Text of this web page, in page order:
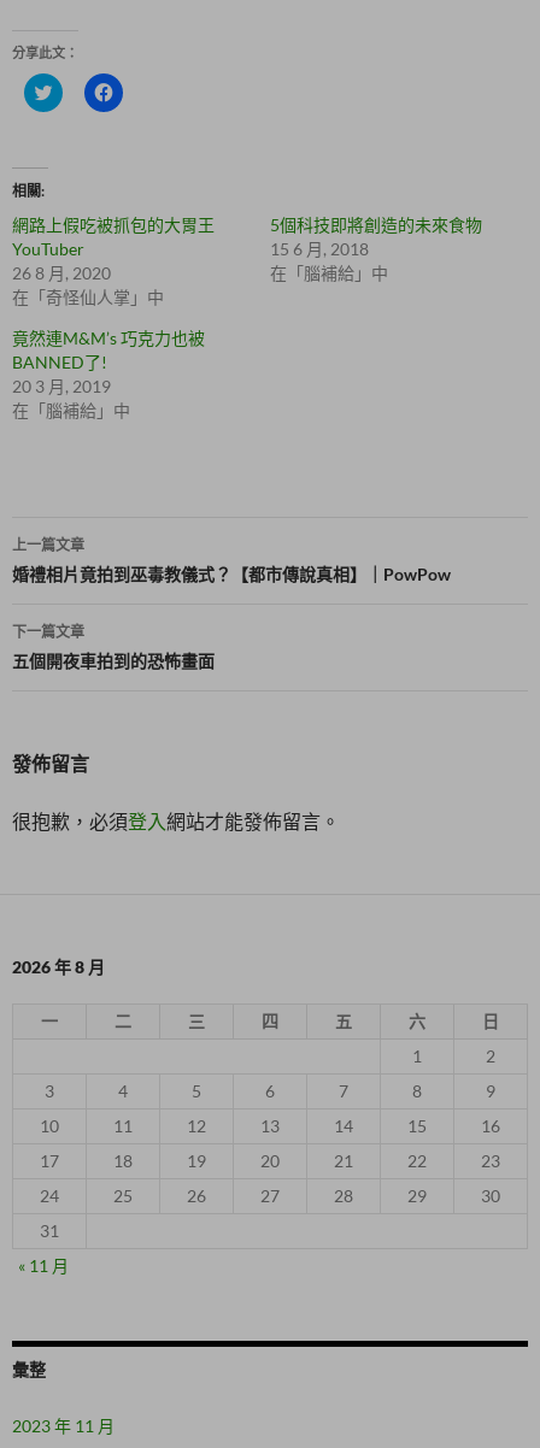
分享此文：
分
享
r
(
在
新
視
窗
開
啟
)
按
一
a
c
o
k
在
中
開
相關
網路上假吃被抓包的大胃王
YouTuber
26 8 月, 2020
在「奇怪仙人掌」中
5個科技即將創造的未來食物
15 6 月, 2018
在「腦補給」中
竟然連M&M’s 巧克力也被
BANNED了!
20 3 月, 2019
在「腦補給」中
文
章
導
覽
上一篇文章
婚禮相片竟拍到巫毒教儀式？【都市傳說真相】｜PowPow
下一篇文章
五個開夜車拍到的恐怖畫面
發佈留言
很抱歉，必須登入網站才能發佈留言。
2026 年 8 月
一 二 三 四 五 六
日
1
2
3
4 5 6 7 8
9
10
11 12 13 14 15
16
17
18 19 20 21 22
23
24
25 26 27 28 29
30
31
« 11 月
彙整
2023 年 11 月